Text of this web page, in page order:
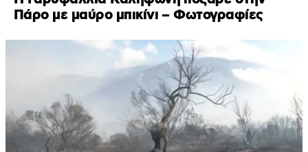
Πάρο με μαύρο μπικίνι – Φωτογραφίες